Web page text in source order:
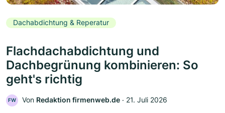
Dachabdichtung & Reperatur
Flachdachabdichtung und
Dachbegrünung kombinieren: So
geht's richtig
FW Von Redaktion firmenweb.de ‧ 21. Juli 2026